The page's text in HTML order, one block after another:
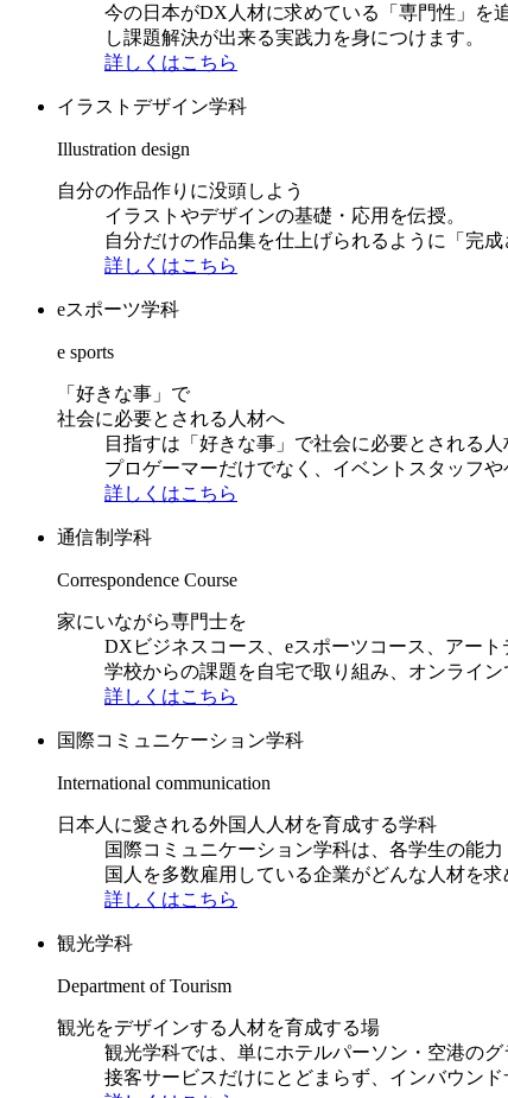
今の日本がDX人材に求めている「専門性」を
し課題解決が出来る実践力を身につけます。
詳しくはこちら
イラストデザイン学科
Illustration design
自分の作品作りに没頭しよう
イラストやデザインの基礎・応用を伝授。
自分だけの作品集を仕上げられるように「完
詳しくはこちら
eスポーツ学科
e sports
「好きな事」で
社会に必要とされる人材へ
目指すは「好きな事」で社会に必要とされる
プロゲーマーだけでなく、イベントスタッフ
詳しくはこちら
通信制学科
Correspondence Course
家にいながら専門士を
DXビジネスコース、eスポーツコース、アート
学校からの課題を自宅で取り組み、オンライン
詳しくはこちら
国際コミュニケーション学科
International communication
日本人に愛される外国人人材を育成する学科
国際コミュニケーション学科は、各学生の能
国人を多数雇用している企業がどんな人材を
詳しくはこちら
観光学科
Department of Tourism
観光をデザインする人材を育成する場
観光学科では、単にホテルパーソン・空港の
接客サービスだけにとどまらず、インバウン